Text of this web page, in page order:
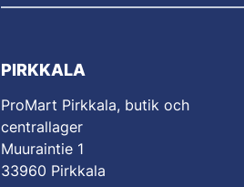
PIRKKALA
ProMart Pirkkala, butik och
centrallager
Muuraintie 1
33960 Pirkkala